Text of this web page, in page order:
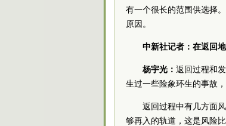
有一个很长的范围供选择
原因。
中新社记者：在返回
杨宇光： 返回过程和
生过一些险象环生的事故
返回过程中有几方面
够再入的轨道，这是风险